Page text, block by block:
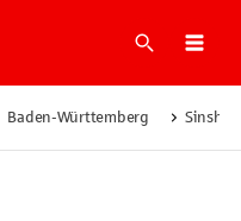
Suche
Baden-Württemberg